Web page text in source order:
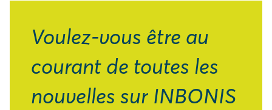
Voulez-vous être au
courant de toutes les
nouvelles sur INBONIS